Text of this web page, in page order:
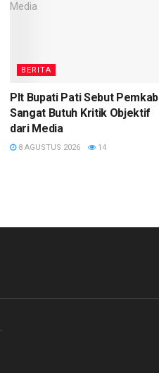
BERITA
Plt Bupati Pati Sebut Pemkab
Sangat Butuh Kritik Objektif
dari Media
8 AGUSTUS 2026 14
.